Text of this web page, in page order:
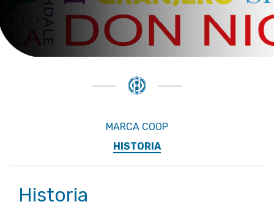
MARCA COOP
HISTORIA
Historia